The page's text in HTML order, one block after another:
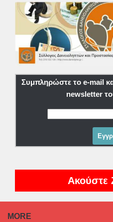
Συμπληρώστε το e-mail
newsletter
Ακούστε
MORE